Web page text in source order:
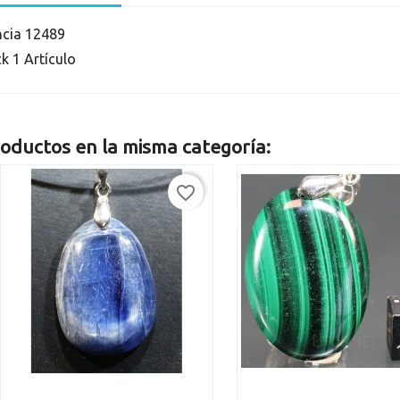
12489
1 Artículo
en la misma categoría:
favorite_border